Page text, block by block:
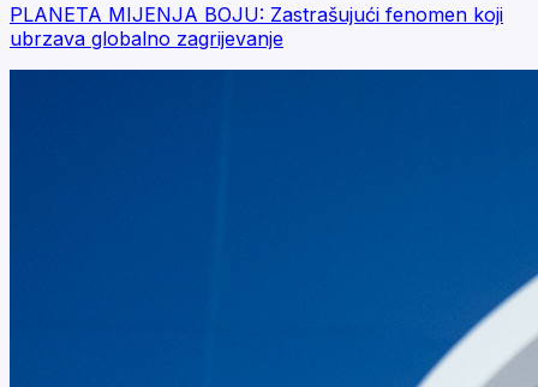
PLANETA MIJENJA BOJU: Zastrašujući fenomen koji
ubrzava globalno zagrijevanje